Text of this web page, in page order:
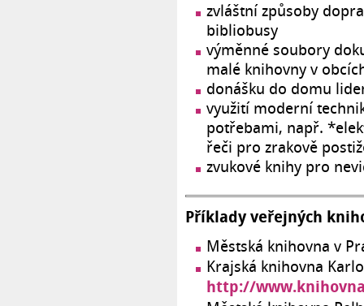
zvláštní způsoby
bibliobusy
výměnné soubory
malé knihovny v
donášku do domu
využití moderní
potřebami, např.
řeči pro zrakově
zvukové knihy pro
Příklady veřejných
Městská knihovna v
Krajská knihovna
http://